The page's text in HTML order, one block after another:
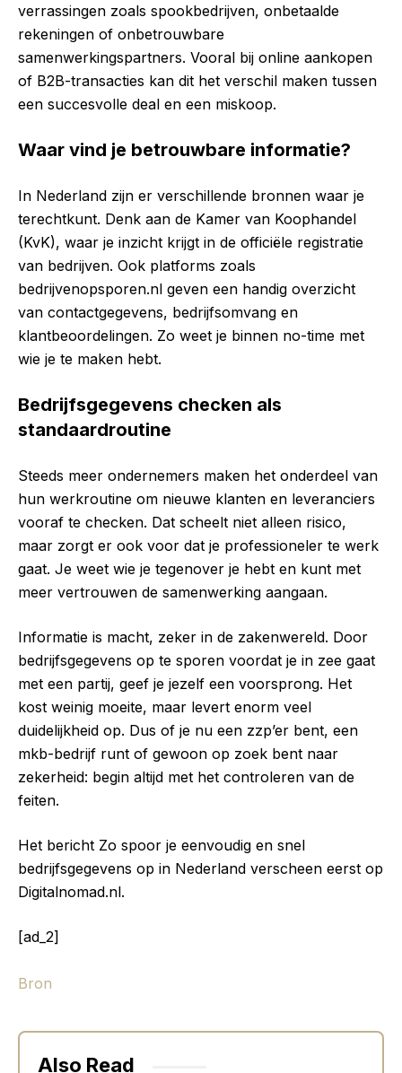
verrassingen zoals spookbedrijven, onbetaalde
rekeningen of onbetrouwbare
samenwerkingspartners. Vooral bij online aankopen
of B2B-transacties kan dit het verschil maken tussen
een succesvolle deal en een miskoop.
Waar vind je betrouwbare informatie?
In Nederland zijn er verschillende bronnen waar je
terechtkunt. Denk aan de Kamer van Koophandel
(KvK), waar je inzicht krijgt in de officiële registratie
van bedrijven. Ook platforms zoals
bedrijvenopsporen.nl geven een handig overzicht
van contactgegevens, bedrijfsomvang en
klantbeoordelingen. Zo weet je binnen no-time met
wie je te maken hebt.
Bedrijfsgegevens checken als
standaardroutine
Steeds meer ondernemers maken het onderdeel van
hun werkroutine om nieuwe klanten en leveranciers
vooraf te checken. Dat scheelt niet alleen risico,
maar zorgt er ook voor dat je professioneler te werk
gaat. Je weet wie je tegenover je hebt en kunt met
meer vertrouwen de samenwerking aangaan.
Informatie is macht, zeker in de zakenwereld. Door
bedrijfsgegevens op te sporen voordat je in zee gaat
met een partij, geef je jezelf een voorsprong. Het
kost weinig moeite, maar levert enorm veel
duidelijkheid op. Dus of je nu een zzp’er bent, een
mkb-bedrijf runt of gewoon op zoek bent naar
zekerheid: begin altijd met het controleren van de
feiten.
Het bericht Zo spoor je eenvoudig en snel
bedrijfsgegevens op in Nederland verscheen eerst op
Digitalnomad.nl.
[ad_2]
Bron
Also Read